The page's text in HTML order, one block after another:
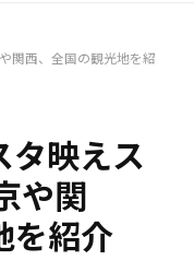
関西、全国の観光地を紹
タ映えス
や関
を紹介